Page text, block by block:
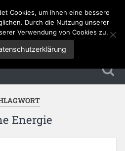
Jobs
Energie
Cookies, um Ihnen eine bessere
Durch die Nutzung unserer
Verwendung von Cookies zu.